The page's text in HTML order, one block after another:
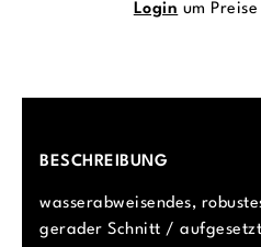
Login um
BESCHREIBUNG
wasserabweisendes,
gerader Schnitt /